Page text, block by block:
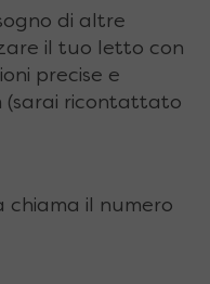
tavolo: 122 ⇄ 172
e 2 esterne
di altre
il tuo letto con
precise e
(sarai ricontattato
chiama il numero